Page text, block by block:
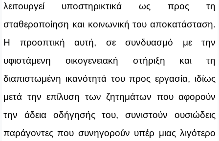
λειτουργεί υποστηρικτικά ως προς τη
σταθεροποίηση και κοινωνική του αποκατάσταση.
Η προοπτική αυτή, σε συνδυασμό με την
υφιστάμενη οικογενειακή στήριξη και τη
διαπιστωμένη ικανότητά του προς εργασία, ιδίως
μετά την επίλυση των ζητημάτων που αφορούν
την άδεια οδήγησής του, συνιστούν ουσιώδεις
παράγοντες που συνηγορούν υπέρ μιας λιγότερο